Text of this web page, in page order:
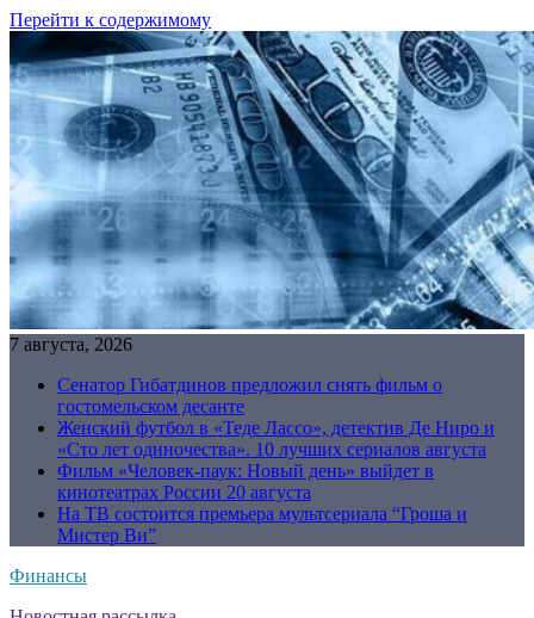
Перейти к содержимому
7 августа, 2026
Сенатор Гибатдинов предложил снять фильм о
гостомельском десанте
Женский футбол в «Теде Лассо», детектив Де Ниро и
«Сто лет одиночества». 10 лучших сериалов августа
Фильм «Человек-паук: Новый день» выйдет в
кинотеатрах России 20 августа
На ТВ состоится премьера мультсериала “Гроша и
Мистер Ви”
Финансы